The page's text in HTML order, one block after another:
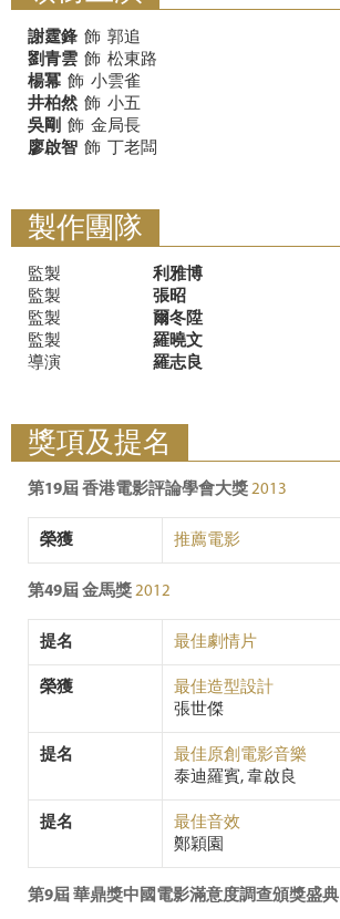
謝霆鋒 飾 郭追
劉青雲 飾 松東路
楊冪 飾 小雲雀
井柏然 飾 小五
吳剛 飾 金局長
廖啟智 飾 丁老闆
製作團隊
監製
利雅博
監製
張昭
監製
爾冬陞
監製
羅曉文
導演
羅志良
獎項及提名
第19屆 香港電影評論學會大獎 2013
榮獲 推薦電影
第49屆 金馬獎 2012
提名 最佳劇情片
榮獲
最佳造型設計
張世傑
提名
最佳原創電影音樂
泰迪羅賓, 韋啟良
提名
最佳音效
鄭穎園
第9屆 華鼎獎中國電影滿意度調查頒獎盛典